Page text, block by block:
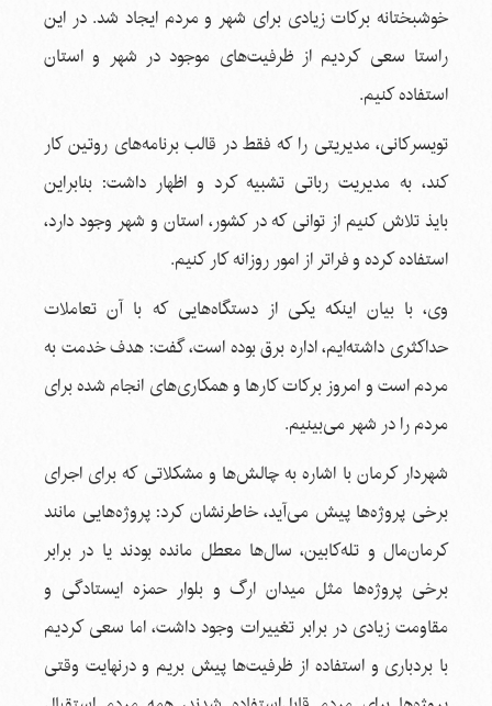
خوشبختانه برکات زیادی برای شهر و مردم ایجاد شد. در این
راستا سعی کردیم از ظرفیت‌های موجود در شهر و استان
استفاده کنیم.
تویسرکانی، مدیریتی را که فقط در قالب برنامه‌های روتین کار
کند، به مدیریت رباتی تشبیه کرد و اظهار داشت: بنابراین
بایذ تلاش کنیم از توانی که در کشور، استان و شهر وجود دارد،
استفاده کرده و فراتر از امور روزانه کار کنیم.
وی، با بیان اینکه یکی از دستگاه‌هایی که با آن تعاملات
حداکثری داشته‌ایم، اداره برق بوده است، گفت: هدف خدمت به
مردم است و امروز برکات کارها و همکاری‌های انجام شده برای
مردم را در شهر می‌بینیم.
شهردار کرمان با اشاره به چالش‌ها و مشکلاتی که برای اجرای
برخی پروژه‌ها پیش می‌آید، خاطرنشان کرد: پروژه‌هایی مانند
کرمان‌مال و تله‌کابین، سال‌ها معطل مانده بودند یا در برابر
برخی پروژه‌ها مثل میدان ارگ و بلوار حمزه ایستادگی و
مقاومت زیادی در برابر تغییرات وجود داشت، اما سعی کردیم
با بردباری و استفاده از ظرفیت‌ها پیش بریم و درنهایت وقتی